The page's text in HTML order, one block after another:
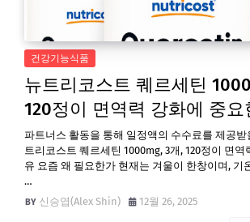
건강기능식품
뉴트리코스트 퀘르세틴
120정이 면역력 강화에 중요
파트너스 활동을 통해 일정액의 수수료를 제공받
트리코스트 퀘르세틴 1000mg, 3개, 120정이 면역
유 요즘 왜 필요한가 현재는 겨울이 한창이며, 기
…
신승엽(Alex Shin)
12월 26, 2025